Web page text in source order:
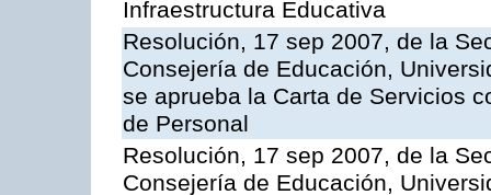
Infraestructura Educativa
Resolución, 17 sep 2007, de la
Consejería de Educación,
se aprueba la Carta de Servicios
de Personal
Resolución, 17 sep 2007, de la
Consejería de Educación,